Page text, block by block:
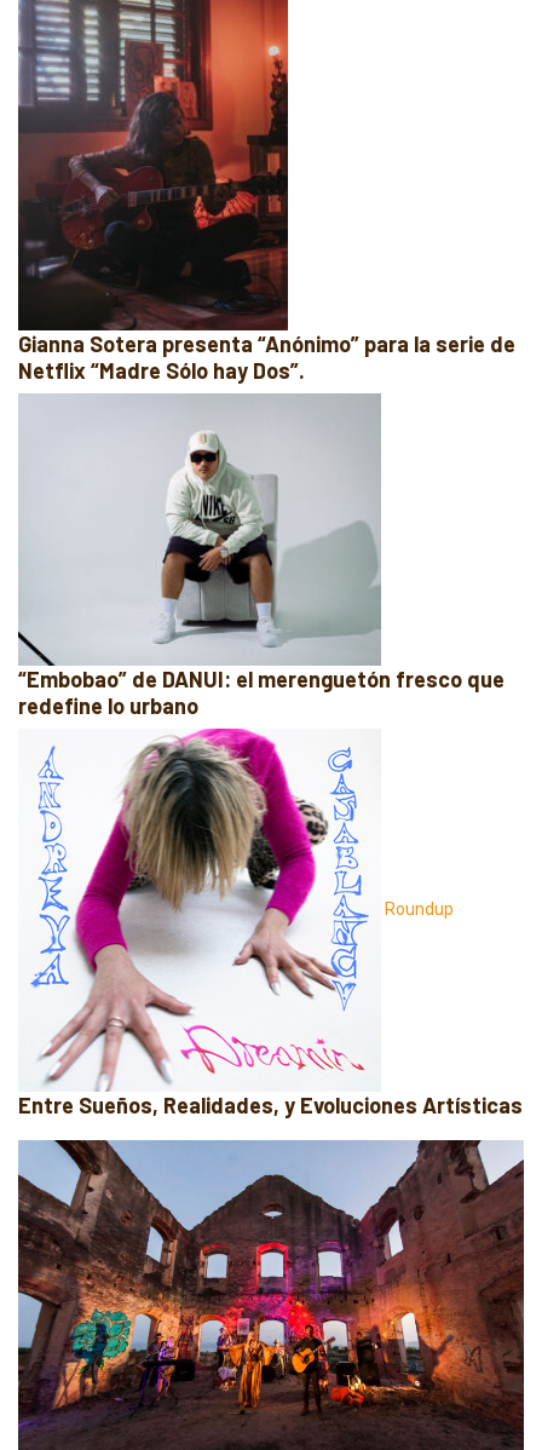
Gianna Sotera presenta “Anónimo” para la serie de
Netflix “Madre Sólo hay Dos”.
“Embobao” de DANUI: el merenguetón fresco que
redefine lo urbano
Roundup
Entre Sueños, Realidades, y Evoluciones Artísticas